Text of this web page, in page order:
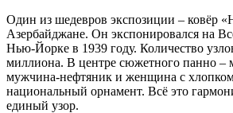
Один из шедевров экспозиции – ковёр
Азербайджане. Он экспонировался на
Нью-Йорке в 1939 году. Количество
миллиона. В центре сюжетного панно –
мужчина-нефтяник и женщина с
национальный орнамент. Всё это
единый узор.